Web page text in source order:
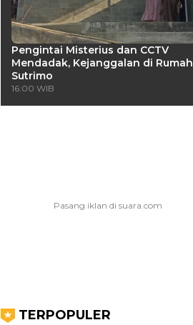
Pengintai Misterius dan CCTV
Mendadak, Kejanggalan di Rumah
Sutrimo
16:00 WIB
TERPOPULER